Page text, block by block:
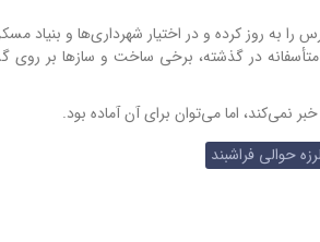
به روز کرده و در اختیار شهرداری‌ها و بنیاد
۱۰۰ متری دارد) جلوگیری شود. متأسفانه در گذشته، برخی ساخت و سازها
نمی‌کند، اما می‌توان برای آن آماده بود.
حوالی فراشبند